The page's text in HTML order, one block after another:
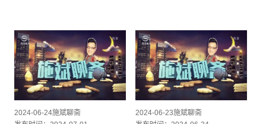
2024-06-24施斌聊斋
2024-06-23施斌聊斋